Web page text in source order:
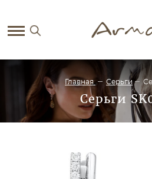
Главная Серьги
Серьги